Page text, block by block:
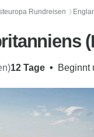
Rundreisen 〉
12 Tage • Beginnt